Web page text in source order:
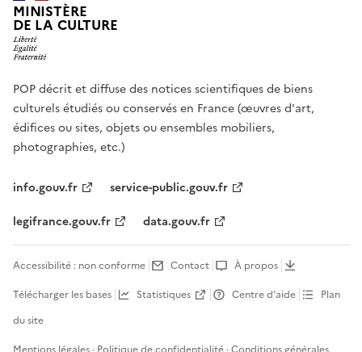
MINISTÈRE
DE LA CULTURE
POP décrit et diffuse des notices scientifiques de biens
culturels étudiés ou conservés en France (œuvres d'art,
édifices ou sites, objets ou ensembles mobiliers,
photographies, etc.)
info.gouv.fr
service-public.gouv.fr
legifrance.gouv.fr
data.gouv.fr
Accessibilité : non conforme Contact
À propos
Télécharger les bases
Statistiques Centre d’aide
Plan
du site